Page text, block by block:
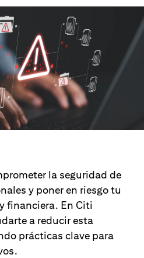
la seguridad de
y poner en riesgo tu
financiera. En Citi
a reducir esta
prácticas clave para